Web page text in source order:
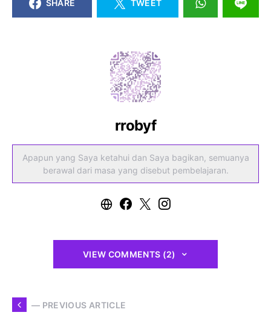
SHARE TWEET
rrobyf
Apapun yang Saya ketahui dan Saya bagikan, semuanya
berawal dari masa yang disebut pembelajaran.
VIEW COMMENTS (2)
— PREVIOUS ARTICLE